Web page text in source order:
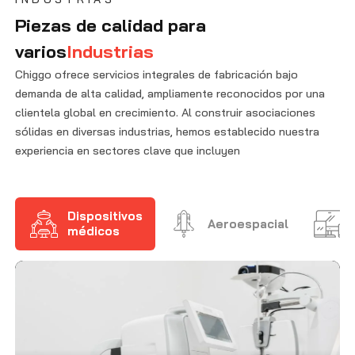
Piezas de calidad para
variosIndustrias
Chiggo ofrece servicios integrales de fabricación bajo
demanda de alta calidad, ampliamente reconocidos por una
clientela global en crecimiento. Al construir asociaciones
sólidas en diversas industrias, hemos establecido nuestra
experiencia en sectores clave que incluyen
Dispositivos
médicos
Aeroespacial